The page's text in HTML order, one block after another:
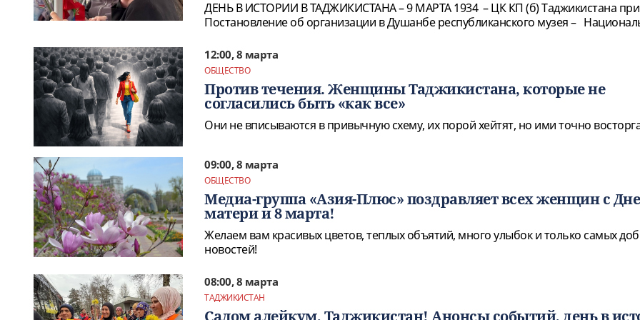
ДЕНЬ В ИСТОРИИ В ТАДЖИКИСТАНА – 9 МАРТА 1934 – ЦК КП (б) Таджикистана
Постановление об организации в Душанбе республиканского музея –
12:00, 8 марта
ОБЩЕСТВО
Против течения. Женщины Таджикистана, которые не
согласились быть «как все»
Они не вписываются в привычную схему, их порой хейтят, но ими точно
09:00, 8 марта
ОБЩЕСТВО
Медиа-группа «Азия-Плюс» поздравляет всех женщин с
матери и 8 марта!
Желаем вам красивых цветов, теплых объятий, много улыбок и только самых
новостей!
08:00, 8 марта
ТАДЖИКИСТАН